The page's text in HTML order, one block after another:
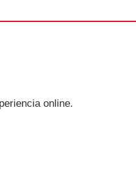
online.